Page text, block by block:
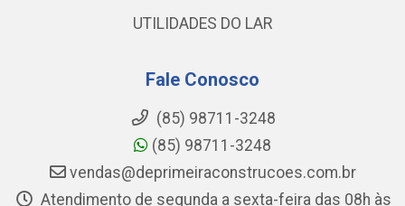
UTILIDADES DO LAR
Fale Conosco
(85) 98711-3248
(85) 98711-3248
vendas@deprimeiraconstrucoes.com.br
Atendimento de segunda a sexta-feira das 08h às